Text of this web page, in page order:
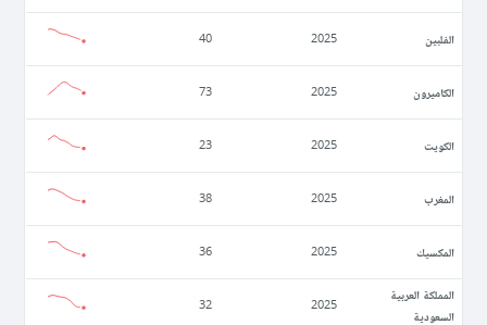
الفلبين 2025
40
الكاميرون 2025
73
الكويت 2025
23
المغرب 2025
38
المكسيك 2025
36
المملكة العربية
السعودية
2025
32